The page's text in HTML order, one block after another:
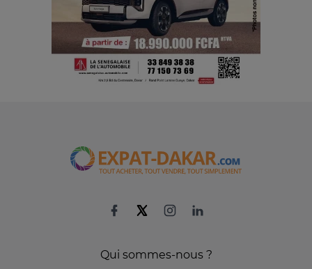
Qui sommes-nous ?